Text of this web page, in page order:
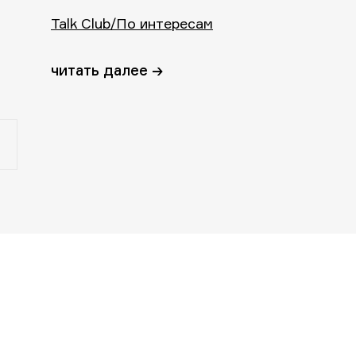
Talk Club/По интересам
читать далее →